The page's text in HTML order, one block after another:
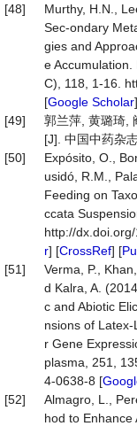
[48]
Murthy, H.N.,
Sec-ondary
gies and
e
C), 118, 1-16.
[Google Scholar
[49]
郭兰萍, 黄璐琦,
[J]. 中国中药杂
[50]
Expósito, O.,
usidó, R.M.,
Feeding on
ccata
http://
r] [CrossRef] [
[51]
Verma, P.,
d Kalra, A.
c and Abiotic
nsions of
r Gene
plasma, 251,
4-0638-8 [
[52]
Almagro, L.,
hod to Enhance